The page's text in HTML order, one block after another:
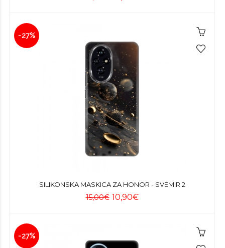
-27%
SILIKONSKA MASKICA ZA HONOR - SVEMIR 2
15,00€ 10,90€
-27%